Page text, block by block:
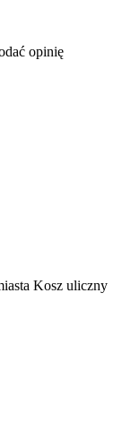
opinię
Kosz uliczny